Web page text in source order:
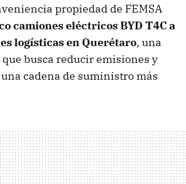
propiedad de FEMSA
camiones eléctricos BYD T4C a
logísticas en Querétaro, una
que busca reducir emisiones y
cadena de suministro más